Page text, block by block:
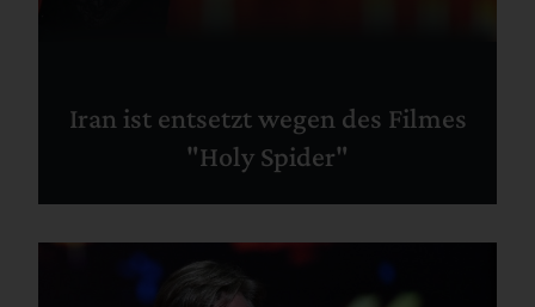
Iran ist entsetzt wegen des Filmes
"Holy Spider"